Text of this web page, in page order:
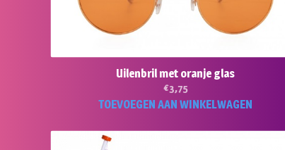
Uilenbril met oranje glas
€3,75
TOEVOEGEN AAN WINKELWAGEN